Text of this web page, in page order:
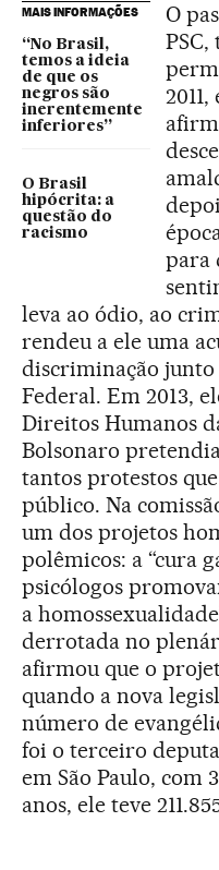
MAIS INFORMAÇÕES
“No Brasil,
temos a ideia
de que os
negros são
inerentemente
inferiores”
O Brasil
hipócrita: a
questão do
racismo
O
para
leva ao ódio, ao
rendeu a ele uma
discriminação
Federal. Em 2013,
Direitos Humanos
Bolsonaro
tantos protestos que
público. Na
um dos projetos
polêmicos: a “cura
psicólogos
a
derrotada no
afirmou que o
quando a nova
número de
foi o terceiro
em São Paulo, com
anos, ele teve